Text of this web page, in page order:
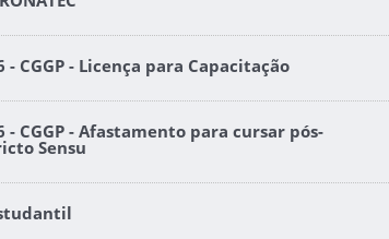
- CGGP - Licença para Capacitação
- CGGP - Afastamento para cursar pós-
Sensu